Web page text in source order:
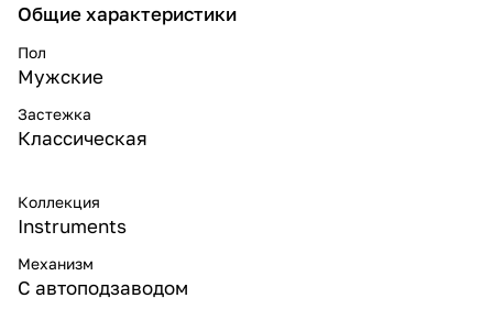
Общие характеристики
Пол
Мужские
Застежка
Классическая
Коллекция
Instruments
Механизм
С автоподзаводом